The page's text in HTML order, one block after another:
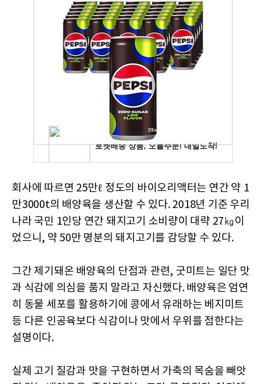
회사에 따르면 25만ℓ 정도의 바이오리액터는 연간 약 1
만3000t의 배양육을 생산할 수 있다. 2018년 기준 우리
나라 국민 1인당 연간 돼지고기 소비량이 대략 27㎏이
었으니, 약 50만 명분의 돼지고기를 감당할 수 있다.
그간 제기돼온 배양육의 단점과 관련, 굿미트는 일단 맛
과 식감에 의심을 품지 말라고 자신했다. 배양육은 엄연
히 동물 세포를 활용하기에 콩에서 유래하는 베지미트
등 다른 인공육보다 식감이나 맛에서 우위를 점한다는
설명이다.
실제 고기 질감과 맛을 구현하면서 가축의 목숨을 빼앗